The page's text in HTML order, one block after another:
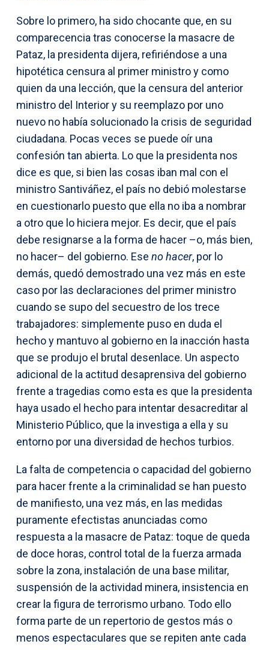
Sobre lo primero, ha sido chocante que, en su
comparecencia tras conocerse la masacre de
Pataz, la presidenta dijera, refiriéndose a una
hipotética censura al primer ministro y como
quien da una lección, que la censura del anterior
ministro del Interior y su reemplazo por uno
nuevo no había solucionado la crisis de seguridad
ciudadana. Pocas veces se puede oír una
confesión tan abierta. Lo que la presidenta nos
dice es que, si bien las cosas iban mal con el
ministro Santiváñez, el país no debió molestarse
en cuestionarlo puesto que ella no iba a nombrar
a otro que lo hiciera mejor. Es decir, que el país
debe resignarse a la forma de hacer –o, más bien,
no hacer– del gobierno. Ese no hacer, por lo
demás, quedó demostrado una vez más en este
caso por las declaraciones del primer ministro
cuando se supo del secuestro de los trece
trabajadores: simplemente puso en duda el
hecho y mantuvo al gobierno en la inacción hasta
que se produjo el brutal desenlace. Un aspecto
adicional de la actitud desaprensiva del gobierno
frente a tragedias como esta es que la presidenta
haya usado el hecho para intentar desacreditar al
Ministerio Público, que la investiga a ella y su
entorno por una diversidad de hechos turbios.
La falta de competencia o capacidad del gobierno
para hacer frente a la criminalidad se han puesto
de manifiesto, una vez más, en las medidas
puramente efectistas anunciadas como
respuesta a la masacre de Pataz: toque de queda
de doce horas, control total de la fuerza armada
sobre la zona, instalación de una base militar,
suspensión de la actividad minera, insistencia en
crear la figura de terrorismo urbano. Todo ello
forma parte de un repertorio de gestos más o
menos espectaculares que se repiten ante cada